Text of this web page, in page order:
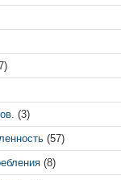
(3)
(57)
(8)